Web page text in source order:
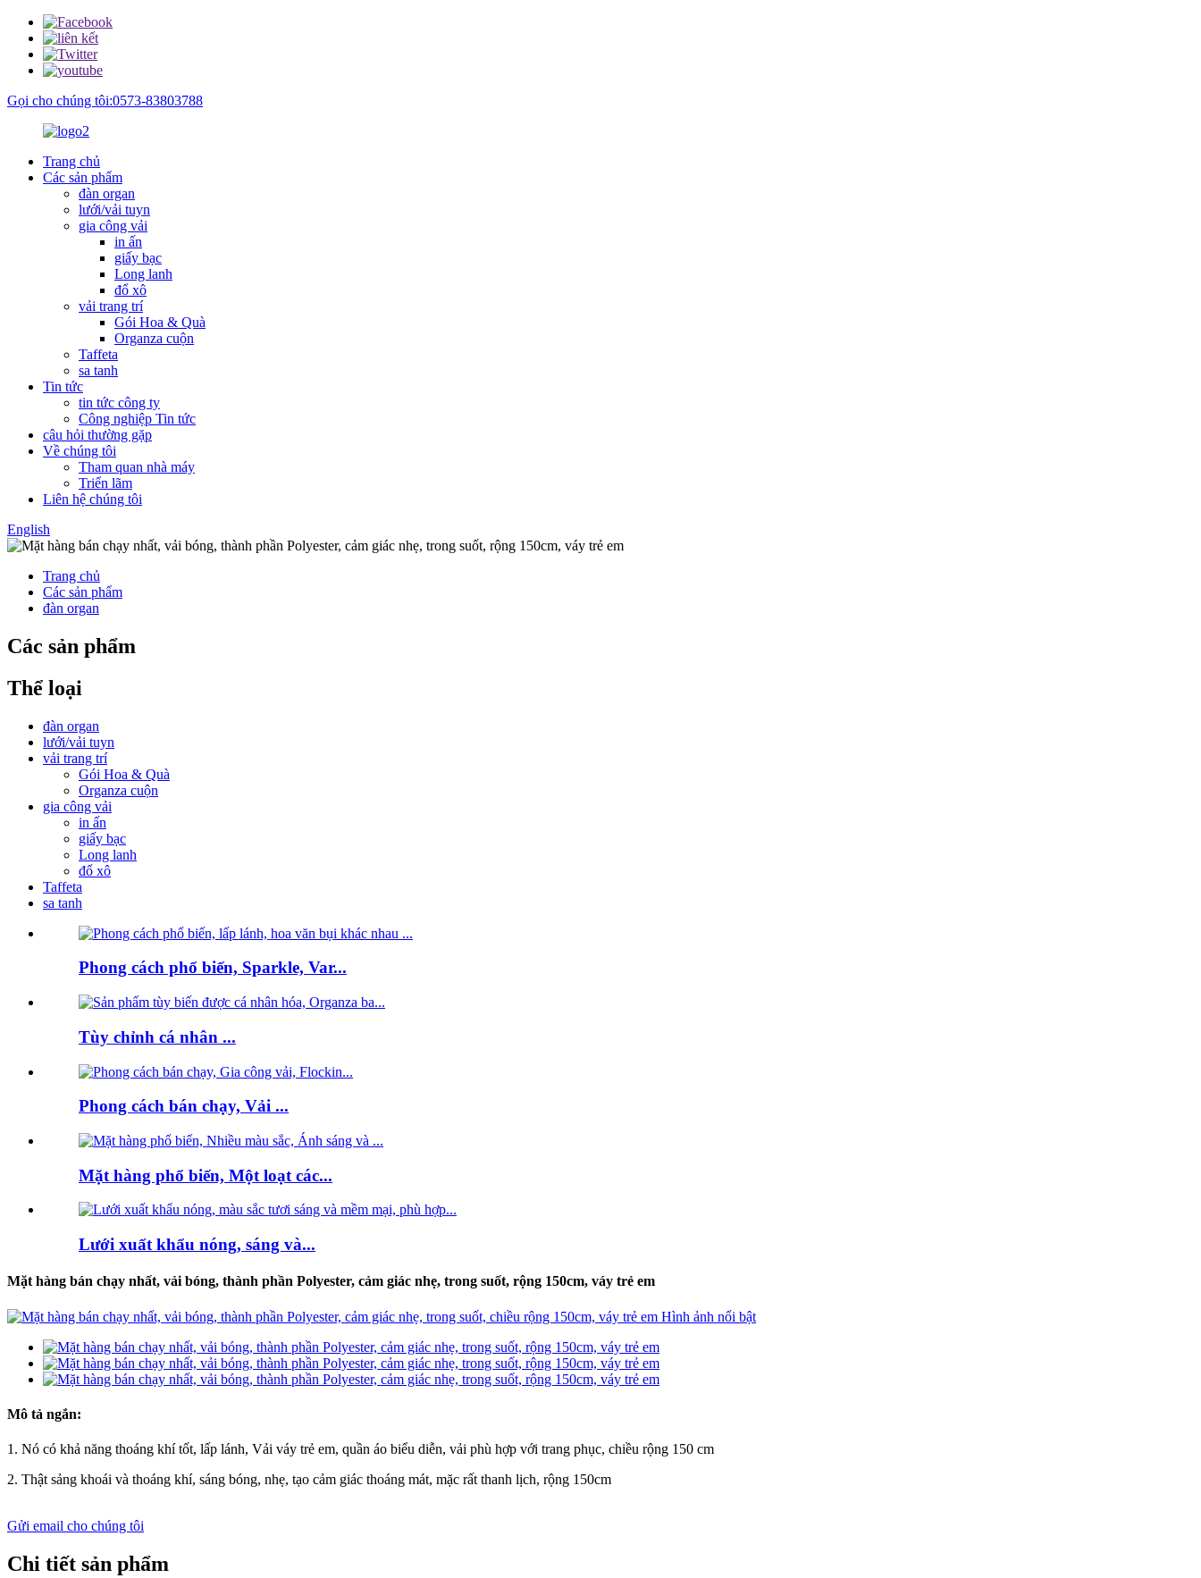
Gọi cho chúng tôi:0573-83803788
Trang chủ
Các sản phẩm
đàn organ
lưới/vải tuyn
gia công vải
in ấn
giấy bạc
Long lanh
đổ xô
vải trang trí
Gói Hoa & Quà
Organza cuộn
Taffeta
sa tanh
Tin tức
tin tức công ty
Công nghiệp Tin tức
câu hỏi thường gặp
Về chúng tôi
Tham quan nhà máy
Triển lãm
Liên hệ chúng tôi
English
Trang chủ
Các sản phẩm
đàn organ
Các sản phẩm
Thể loại
đàn organ
lưới/vải tuyn
vải trang trí
Gói Hoa & Quà
Organza cuộn
gia công vải
in ấn
giấy bạc
Long lanh
đổ xô
Taffeta
sa tanh
Phong cách phổ biến, Sparkle, Var...
Tùy chỉnh cá nhân ...
Phong cách bán chạy, Vải ...
Mặt hàng phổ biến, Một loạt các...
Lưới xuất khẩu nóng, sáng và...
Mặt hàng bán chạy nhất, vải bóng, thành phần Polyester, cảm giác nhẹ, trong suốt, rộng 150cm, váy trẻ em
Mô tả ngắn:
1. Nó có khả năng thoáng khí tốt, lấp lánh, Vải váy trẻ em, quần áo biểu diễn, vải phù hợp với trang phục, chiều rộng 150 cm
2. Thật sảng khoái và thoáng khí, sáng bóng, nhẹ, tạo cảm giác thoáng mát, mặc rất thanh lịch, rộng 150cm
Gửi email cho chúng tôi
Chi tiết sản phẩm